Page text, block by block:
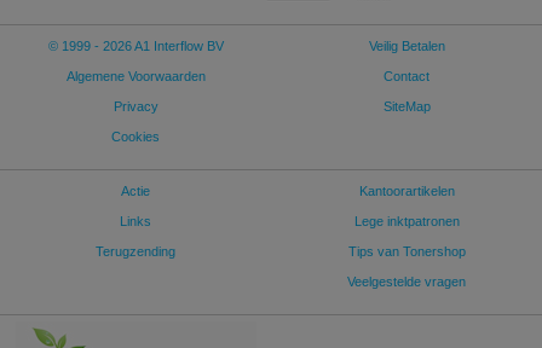
© 1999 - 2026 A1 Interflow BV
Algemene Voorwaarden
Privacy
Cookies
Veilig Betalen
Contact
SiteMap
Actie
Links
Terugzending
Kantoorartikelen
Lege inktpatronen
Tips van Tonershop
Veelgestelde vragen